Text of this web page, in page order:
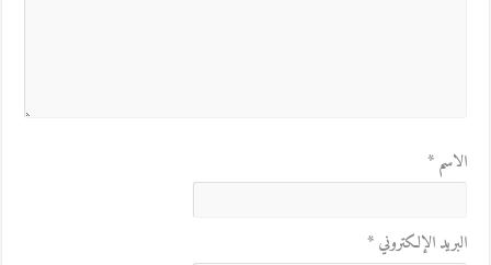
الاسم*
البريد الإلكتروني*